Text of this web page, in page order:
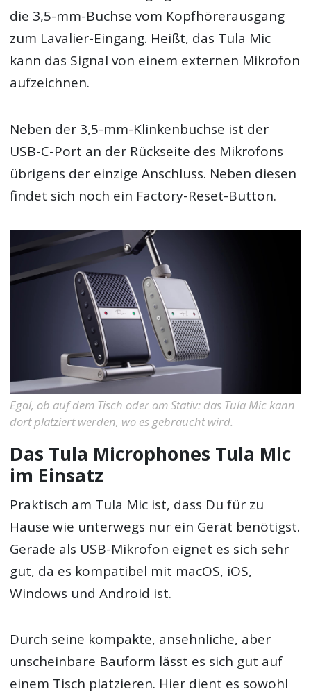
die 3,5-mm-Buchse vom Kopfhörerausgang
zum Lavalier-Eingang. Heißt, das Tula Mic
kann das Signal von einem externen Mikrofon
aufzeichnen.
Neben der 3,5-mm-Klinkenbuchse ist der
USB-C-Port an der Rückseite des Mikrofons
übrigens der einzige Anschluss. Neben diesen
findet sich noch ein Factory-Reset-Button.
Egal, ob auf dem Tisch oder am Stativ: das Tula Mic kann
dort platziert werden, wo es gebraucht wird.
Das Tula Microphones Tula Mic
im Einsatz
Praktisch am Tula Mic ist, dass Du für zu
Hause wie unterwegs nur ein Gerät benötigst.
Gerade als USB-Mikrofon eignet es sich sehr
gut, da es kompatibel mit macOS, iOS,
Windows und Android ist.
Durch seine kompakte, ansehnliche, aber
unscheinbare Bauform lässt es sich gut auf
einem Tisch platzieren. Hier dient es sowohl